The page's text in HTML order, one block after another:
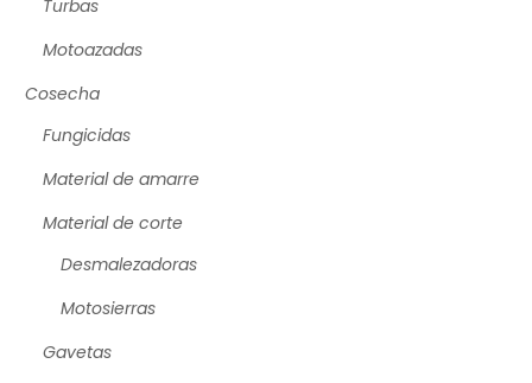
Turbas
Motoazadas
Cosecha
Fungicidas
Material de amarre
Material de corte
Desmalezadoras
Motosierras
Gavetas